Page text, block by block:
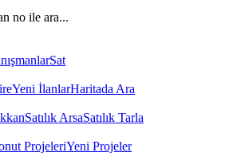
no ile ara...
Sat
Yeni İlanlarHaritada Ara
Satılık ArsaSatılık Tarla
ProjeleriYeni Projeler